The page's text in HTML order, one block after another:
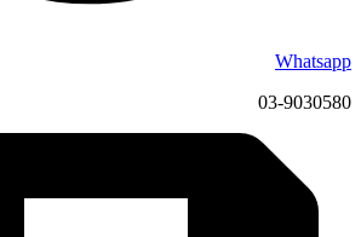
Whatsapp
03-9030580